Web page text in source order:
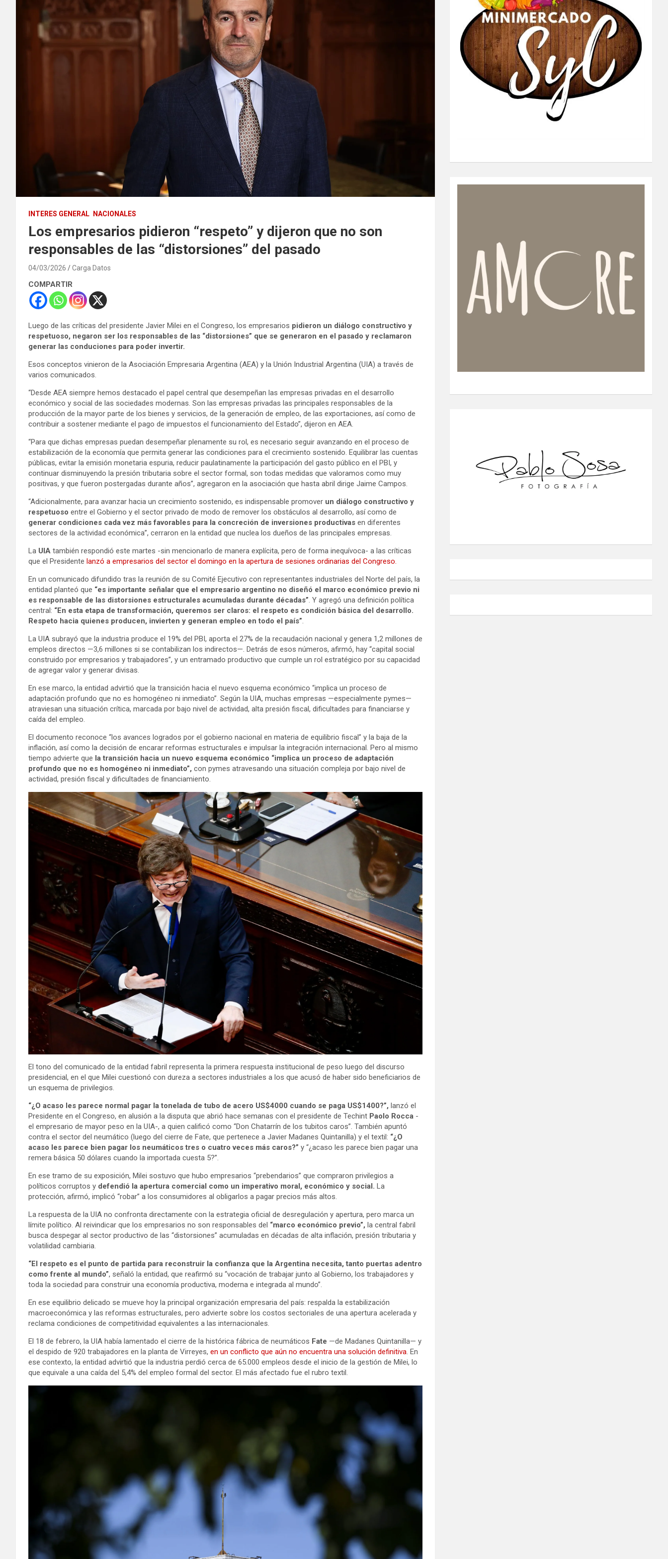
INTERES GENERAL NACIONALES
Los empresarios pidieron “respeto” y dijeron que no son
responsables de las “distorsiones” del pasado
04/03/2026 Carga Datos
COMPARTIR
Luego de las críticas del presidente Javier Milei en el Congreso, los empresarios pidieron un diálogo constructivo y
respetuoso, negaron ser los responsables de las “distorsiones” que se generaron en el pasado y reclamaron
generar las conduciones para poder invertir.
Esos conceptos vinieron de la Asociación Empresaria Argentina (AEA) y la Unión Industrial Argentina (UIA) a través de
varios comunicados.
“Desde AEA siempre hemos destacado el papel central que desempeñan las empresas privadas en el desarrollo
económico y social de las sociedades modernas. Son las empresas privadas las principales responsables de la
producción de la mayor parte de los bienes y servicios, de la generación de empleo, de las exportaciones, así como de
contribuir a sostener mediante el pago de impuestos el funcionamiento del Estado”, dijeron en AEA.
“Para que dichas empresas puedan desempeñar plenamente su rol, es necesario seguir avanzando en el proceso de
estabilización de la economía que permita generar las condiciones para el crecimiento sostenido. Equilibrar las cuentas
públicas, evitar la emisión monetaria espuria, reducir paulatinamente la participación del gasto público en el PBI, y
continuar disminuyendo la presión tributaria sobre el sector formal, son todas medidas que valoramos como muy
positivas, y que fueron postergadas durante años”, agregaron en la asociación que hasta abril dirige Jaime Campos.
“Adicionalmente, para avanzar hacia un crecimiento sostenido, es indispensable promover un diálogo constructivo y
respetuoso entre el Gobierno y el sector privado de modo de remover los obstáculos al desarrollo, así como de
generar condiciones cada vez más favorables para la concreción de inversiones productivas en diferentes
sectores de la actividad económica”, cerraron en la entidad que nuclea los dueños de las principales empresas.
La UIA también respondió este martes -sin mencionarlo de manera explícita, pero de forma inequívoca- a las críticas
que el Presidente lanzó a empresarios del sector el domingo en la apertura de sesiones ordinarias del Congreso.
En un comunicado difundido tras la reunión de su Comité Ejecutivo con representantes industriales del Norte del país, la
entidad planteó que “es importante señalar que el empresario argentino no diseñó el marco económico previo ni
es responsable de las distorsiones estructurales acumuladas durante décadas”. Y agregó una definición política
central: “En esta etapa de transformación, queremos ser claros: el respeto es condición básica del desarrollo.
Respeto hacia quienes producen, invierten y generan empleo en todo el país”.
La UIA subrayó que la industria produce el 19% del PBI, aporta el 27% de la recaudación nacional y genera 1,2 millones de
empleos directos —3,6 millones si se contabilizan los indirectos—. Detrás de esos números, afirmó, hay “capital social
construido por empresarios y trabajadores”, y un entramado productivo que cumple un rol estratégico por su capacidad
de agregar valor y generar divisas.
En ese marco, la entidad advirtió que la transición hacia el nuevo esquema económico “implica un proceso de
adaptación profundo que no es homogéneo ni inmediato”. Según la UIA, muchas empresas —especialmente pymes—
atraviesan una situación crítica, marcada por bajo nivel de actividad, alta presión fiscal, dificultades para financiarse y
caída del empleo.
El documento reconoce “los avances logrados por el gobierno nacional en materia de equilibrio fiscal” y la baja de la
inflación, así como la decisión de encarar reformas estructurales e impulsar la integración internacional. Pero al mismo
tiempo advierte que la transición hacia un nuevo esquema económico “implica un proceso de adaptación
profundo que no es homogéneo ni inmediato”, con pymes atravesando una situación compleja por bajo nivel de
actividad, presión fiscal y dificultades de financiamiento.
El tono del comunicado de la entidad fabril representa la primera respuesta institucional de peso luego del discurso
presidencial, en el que Milei cuestionó con dureza a sectores industriales a los que acusó de haber sido beneficiarios de
un esquema de privilegios.
“¿O acaso les parece normal pagar la tonelada de tubo de acero US$4000 cuando se paga US$1400?”, lanzó el
Presidente en el Congreso, en alusión a la disputa que abrió hace semanas con el presidente de Techint Paolo Rocca -
el empresario de mayor peso en la UIA-, a quien calificó como “Don Chatarrín de los tubitos caros”. También apuntó
contra el sector del neumático (luego del cierre de Fate, que pertenece a Javier Madanes Quintanilla) y el textil: “¿O
acaso les parece bien pagar los neumáticos tres o cuatro veces más caros?” y “¿acaso les parece bien pagar una
remera básica 50 dólares cuando la importada cuesta 5?”.
En ese tramo de su exposición, Milei sostuvo que hubo empresarios “prebendarios” que compraron privilegios a
políticos corruptos y defendió la apertura comercial como un imperativo moral, económico y social. La
protección, afirmó, implicó “robar” a los consumidores al obligarlos a pagar precios más altos.
La respuesta de la UIA no confronta directamente con la estrategia oficial de desregulación y apertura, pero marca un
límite político. Al reivindicar que los empresarios no son responsables del “marco económico previo”, la central fabril
busca despegar al sector productivo de las “distorsiones” acumuladas en décadas de alta inflación, presión tributaria y
volatilidad cambiaria.
“El respeto es el punto de partida para reconstruir la confianza que la Argentina necesita, tanto puertas adentro
como frente al mundo”, señaló la entidad, que reafirmó su “vocación de trabajar junto al Gobierno, los trabajadores y
toda la sociedad para construir una economía productiva, moderna e integrada al mundo”.
En ese equilibrio delicado se mueve hoy la principal organización empresaria del país: respalda la estabilización
macroeconómica y las reformas estructurales, pero advierte sobre los costos sectoriales de una apertura acelerada y
reclama condiciones de competitividad equivalentes a las internacionales.
El 18 de febrero, la UIA había lamentado el cierre de la histórica fábrica de neumáticos Fate —de Madanes Quintanilla— y
el despido de 920 trabajadores en la planta de Virreyes, en un conflicto que aún no encuentra una solución definitiva. En
ese contexto, la entidad advirtió que la industria perdió cerca de 65.000 empleos desde el inicio de la gestión de Milei, lo
que equivale a una caída del 5,4% del empleo formal del sector. El más afectado fue el rubro textil.